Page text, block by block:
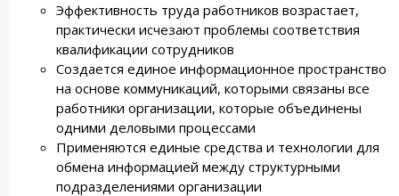
Эффективность труда работников возрастает,
практически исчезают проблемы соответствия
квалификации сотрудников
Создается единое информационное пространство
на основе коммуникаций, которыми связаны все
работники организации, которые объединены
одними деловыми процессами
Применяются единые средства и технологии для
обмена информацией между структурными
подразделениями организации